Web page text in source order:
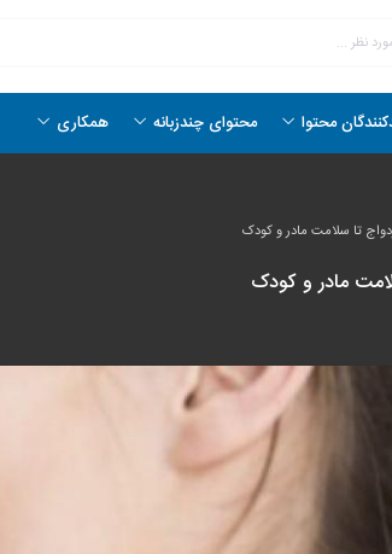
محتوا محتوای چندزبانه همکاری
تا سلامت مادر و کودک
مادر و کودک